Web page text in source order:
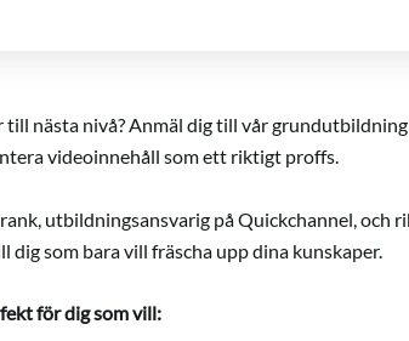
nästa nivå? Anmäl dig till vår
videoinnehåll som ett riktigt proffs.
utbildningsansvarig på Quickchannel, och
som bara vill fräscha upp dina kunskaper.
för dig som vill: